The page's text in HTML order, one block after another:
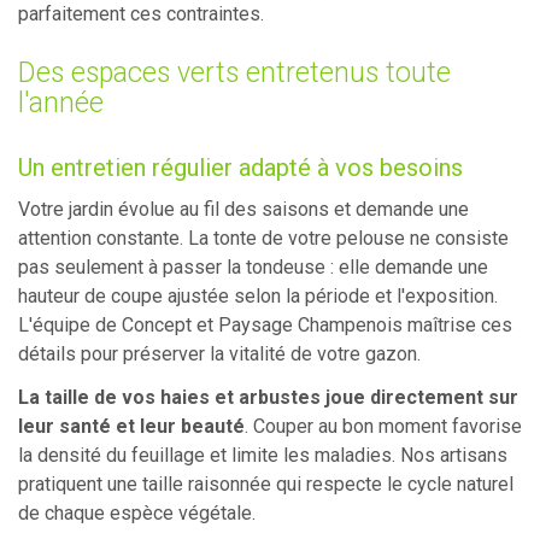
parfaitement ces contraintes.
Des espaces verts entretenus toute
l'année
Un entretien régulier adapté à vos besoins
Votre jardin évolue au fil des saisons et demande une
attention constante. La tonte de votre pelouse ne consiste
pas seulement à passer la tondeuse : elle demande une
hauteur de coupe ajustée selon la période et l'exposition.
L'équipe de Concept et Paysage Champenois maîtrise ces
détails pour préserver la vitalité de votre gazon.
La taille de vos haies et arbustes joue directement sur
leur santé et leur beauté. Couper au bon moment favorise
la densité du feuillage et limite les maladies. Nos artisans
pratiquent une taille raisonnée qui respecte le cycle naturel
de chaque espèce végétale.